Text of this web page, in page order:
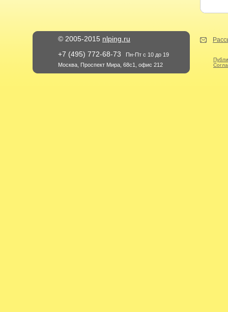
© 2005-2015 nlping.ru
+7 (495) 772-68-73 Пн-Пт с 10 до 19
Москва, Проспект Мира, 68с1, офис 212